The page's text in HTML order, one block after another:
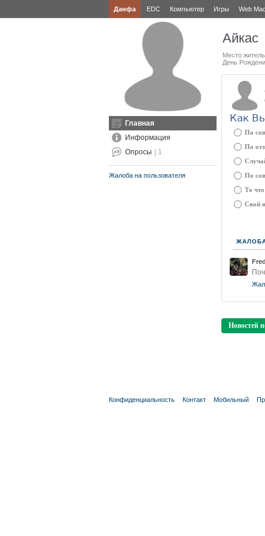
Данфа EDC Компьютер Игры Web
Главная
Информация
Опросы
| 1
Жалоба на пользователя
Айкас
Место
День
Как
По
По
По
То
Свой
Новостей
Конфиденциальность Контакт Мобильный